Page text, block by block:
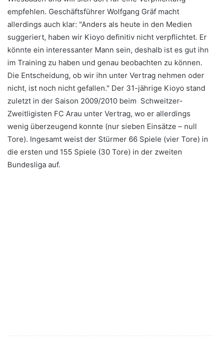
empfehlen. Geschäftsführer Wolfgang Gräf macht
allerdings auch klar: "Anders als heute in den Medien
suggeriert, haben wir Kioyo definitiv nicht verpflichtet. Er
könnte ein interessanter Mann sein, deshalb ist es gut ihn
im Training zu haben und genau beobachten zu können.
Die Entscheidung, ob wir ihn unter Vertrag nehmen oder
nicht, ist noch nicht gefallen." Der 31-jährige Kioyo stand
zuletzt in der Saison 2009/2010 beim Schweitzer-
Zweitligisten FC Arau unter Vertrag, wo er allerdings
wenig überzeugend konnte (nur sieben Einsätze – null
Tore). Ingesamt weist der Stürmer 66 Spiele (vier Tore) in
die ersten und 155 Spiele (30 Tore) in der zweiten
Bundesliga auf.